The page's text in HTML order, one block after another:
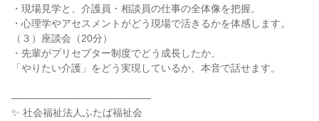
・現場見学と、介護員・相談員の仕事の全体像を把握。
・心理学やアセスメントがどう現場で活きるかを体感します。
（３）座談会（20分）
・先輩がプリセプター制度でどう成長したか、
「やりたい介護」をどう実現しているか、本音で話せます。
――――――――――――――
✨ 社会福祉法人ふたば福祉会